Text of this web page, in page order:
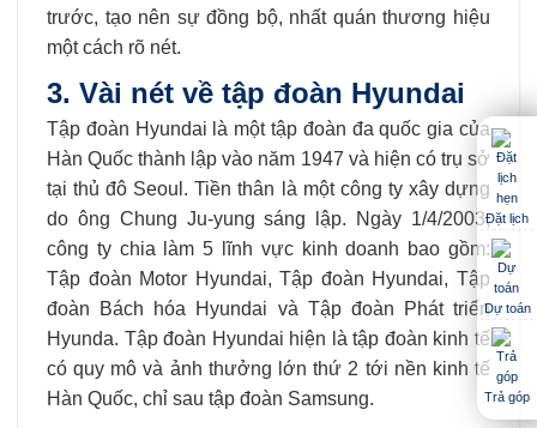
trước, tạo nên sự đồng bộ, nhất quán thương hiệu
một cách rõ nét.
3. Vài nét về tập đoàn Hyundai
Tập đoàn Hyundai là một tập đoàn đa quốc gia của
Hàn Quốc thành lập vào năm 1947 và hiện có trụ sở
tại thủ đô Seoul. Tiền thân là một công ty xây dựng
do ông Chung Ju-yung sáng lập. Ngày 1/4/2003,
công ty chia làm 5 lĩnh vực kinh doanh bao gồm:
Tập đoàn Motor Hyundai, Tập đoàn Hyundai, Tập
đoàn Bách hóa Hyundai và Tập đoàn Phát triển
Hyunda. Tập đoàn Hyundai hiện là tập đoàn kinh tế
có quy mô và ảnh thưởng lớn thứ 2 tới nền kinh tế
Hàn Quốc, chỉ sau tập đoàn Samsung.
Đặt lịch
Dự toán
Trả góp